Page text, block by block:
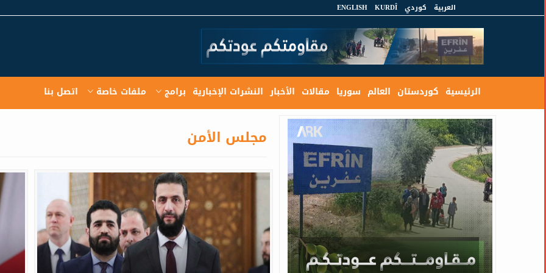
العربية كوردي KURDÎ
ENGLISH
الرئيسية كوردستان العالم سوريا مقالات الأخبار النشرات الإخبارية برامج ملفات خاصة اتصل بنا
مجلس الأمن